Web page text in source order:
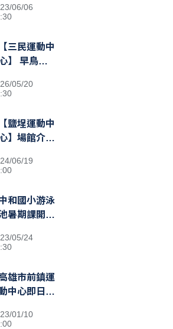
報名挑戰領
06/06
【三民運動中
】 早鳥預
05/20
【鹽埕運動中
】場館介紹
06/19
和國小游泳
暑期課開跑
05/24
雄市前鎮運
中心即日開
十天免費體
01/10